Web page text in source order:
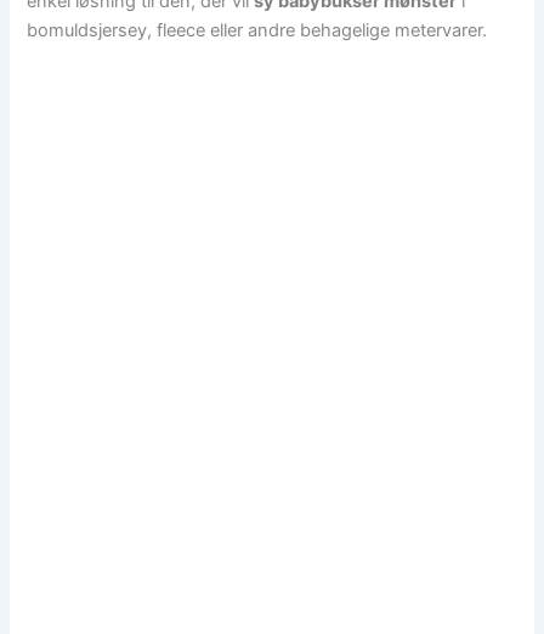
bomuldsjersey, fleece eller andre behagelige metervarer.